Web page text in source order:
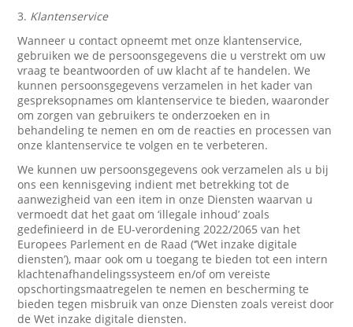
3. Klantenservice
Wanneer u contact opneemt met onze klantenservice,
gebruiken we de persoonsgegevens die u verstrekt om uw
vraag te beantwoorden of uw klacht af te handelen. We
kunnen persoonsgegevens verzamelen in het kader van
gespreksopnames om klantenservice te bieden, waaronder
om zorgen van gebruikers te onderzoeken en in
behandeling te nemen en om de reacties en processen van
onze klantenservice te volgen en te verbeteren.
We kunnen uw persoonsgegevens ook verzamelen als u bij
ons een kennisgeving indient met betrekking tot de
aanwezigheid van een item in onze Diensten waarvan u
vermoedt dat het gaat om ‘illegale inhoud’ zoals
gedefinieerd in de EU-verordening 2022/2065 van het
Europees Parlement en de Raad (‘’Wet inzake digitale
diensten’), maar ook om u toegang te bieden tot een intern
klachtenafhandelingssysteem en/of om vereiste
opschortingsmaatregelen te nemen en bescherming te
bieden tegen misbruik van onze Diensten zoals vereist door
de Wet inzake digitale diensten.